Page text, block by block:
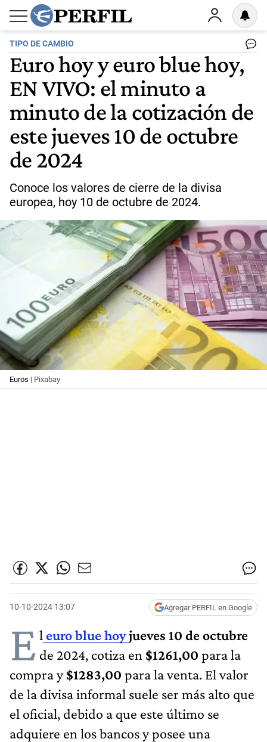
TIPO DE CAMBIO
Euro hoy y euro blue hoy,
EN VIVO: el minuto a
minuto de la cotización de
este jueves 10 de octubre
de 2024
Conoce los valores de cierre de la divisa
europea, hoy 10 de octubre de 2024.
Euros | Pixabay
10-10-2024 13:07 Agregar PERFIL en Google
E l euro blu​e hoyjueves 10 de octubre
de 2024, cotiza en $1261,00 para la
compra y$1283,00 para la venta. El valor
de la divisa informal suele ser más alto que
el oficial, debido a que este último se
adquiere en los bancos y posee una